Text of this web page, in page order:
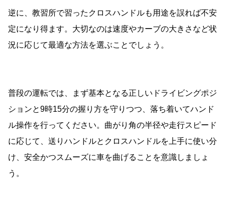
逆に、教習所で習ったクロスハンドルも用途を誤れば不安
定になり得ます。大切なのは速度やカーブの大きさなど状
況に応じて最適な方法を選ぶことでしょう。
普段の運転では、まず基本となる正しいドライビングポジ
ションと9時15分の握り方を守りつつ、落ち着いてハンド
ル操作を行ってください。曲がり角の半径や走行スピード
に応じて、送りハンドルとクロスハンドルを上手に使い分
け、安全かつスムーズに車を曲げることを意識しましょ
う。